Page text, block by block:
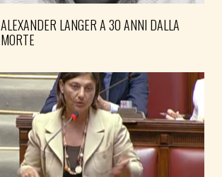
ALEXANDER LANGER A 30 ANNI DALLA
MORTE